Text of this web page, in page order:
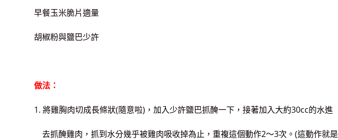
早餐玉米脆片適量
胡椒粉與鹽巴少許
做法：
1. 將雞胸肉切成長條狀(隨意啦)，加入少許鹽巴抓醃一下，接著加入大約30cc的水進
去抓醃雞肉，抓到水分幾乎被雞肉吸收掉為止，重複這個動作2～3次。(這動作就是